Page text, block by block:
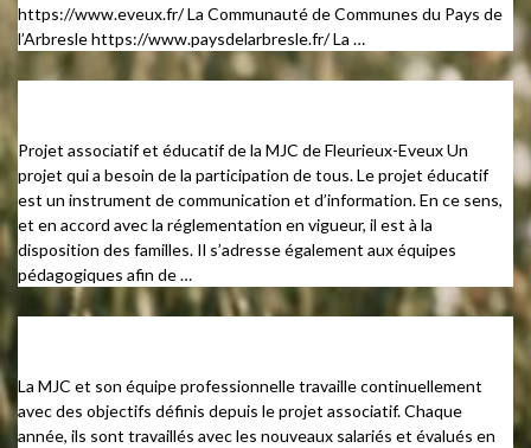
https://www.eveux.fr/ La Communauté de Communes du Pays de
l’Arbresle https://www.paysdelarbresle.fr/ La …
Projet associatif et éducatif de la MJC de Fleurieux-Eveux Un
projet qui a besoin de la participation de tous. Le projet éducatif
est un instrument de communication et d’information. En ce sens,
et en accord avec la réglementation en vigueur, il est à la
disposition des familles. Il s’adresse également aux équipes
pédagogiques afin de …
La MJC et son équipe professionnelle travaille continuellement
avec des objectifs définis depuis le projet associatif. Chaque
année, ils sont travaillés avec les nouveaux salariés et évalués en